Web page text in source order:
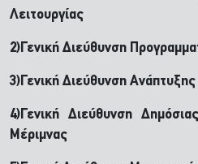
Λειτουργίας
2)Γενική Διεύθυνση
3)Γενική Διεύθυνση
4)Γενική Διεύθυνση
Μέριμνας